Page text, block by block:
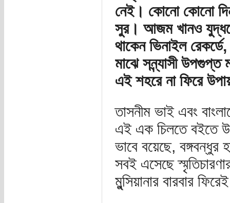
নেই। কোনো কোনো
সুর। আজম খানও
থাকেন ভিনাইল
মাঝে সন্ন্যাসী
এই শহরে না ফিরে
তাসনীম ভাই এবং
এই এক চিলতে বইতে
ভাবে বয়েছে, বঙ্গবন্ধুর
সবই এসেছে
মুন্সিয়ানার বারবার